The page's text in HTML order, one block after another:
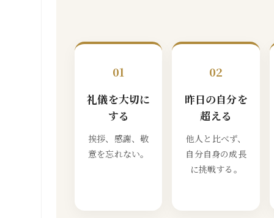
01
礼儀を大切に
する
挨拶、感謝、敬
意を忘れない。
02
昨日の自分を
超える
他人と比べず、
自分自身の成長
に挑戦する。